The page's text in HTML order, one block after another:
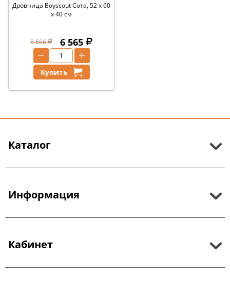
Дровница Boyscout Сота, 52 x 60
x 40 см
8 666 6 565
+
−
Купить
Каталог
Информация
Кабинет